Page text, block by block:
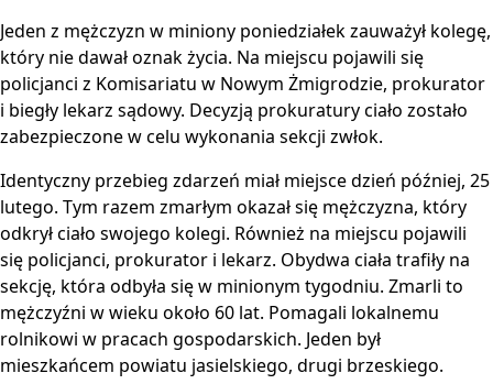
Jeden z mężczyzn w miniony poniedziałek zauważył kolegę,
który nie dawał oznak życia. Na miejscu pojawili się
policjanci z Komisariatu w Nowym Żmigrodzie, prokurator
i biegły lekarz sądowy. Decyzją prokuratury ciało zostało
zabezpieczone w celu wykonania sekcji zwłok.
Identyczny przebieg zdarzeń miał miejsce dzień później, 25
lutego. Tym razem zmarłym okazał się mężczyzna, który
odkrył ciało swojego kolegi. Również na miejscu pojawili
się policjanci, prokurator i lekarz. Obydwa ciała trafiły na
sekcję, która odbyła się w minionym tygodniu. Zmarli to
mężczyźni w wieku około 60 lat. Pomagali lokalnemu
rolnikowi w pracach gospodarskich. Jeden był
mieszkańcem powiatu jasielskiego, drugi brzeskiego.